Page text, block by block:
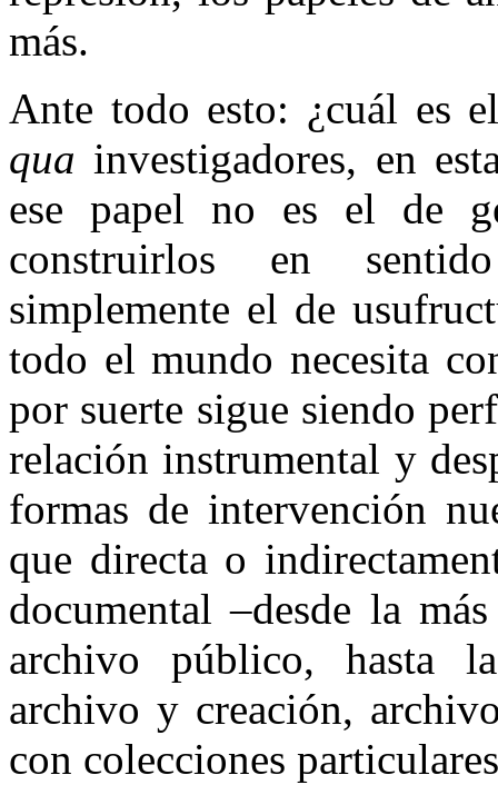
más.
Ante todo esto: ¿cuál es
qua investigadores, en
ese papel no es el de
construirlos en
simplemente el de
todo el mundo necesita
por suerte sigue siendo
relación instrumental y
formas de intervención
que directa o
documental ­–desde la
archivo público, hasta
archivo y creación,
con colecciones